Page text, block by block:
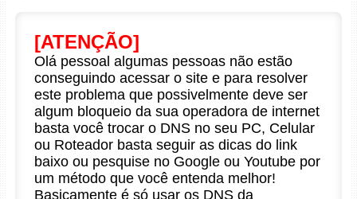
[ATENÇÃO]
Olá pessoal algumas pessoas não estão
conseguindo acessar o site e para resolver
este problema que possivelmente deve ser
algum bloqueio da sua operadora de internet
basta você trocar o DNS no seu PC, Celular
ou Roteador basta seguir as dicas do link
baixo ou pesquise no Google ou Youtube por
um método que você entenda melhor!
Basicamente é só usar os DNS da